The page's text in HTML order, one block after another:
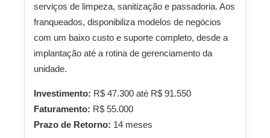
serviços de limpeza, sanitização e passadoria. Aos
franqueados, disponibiliza modelos de negócios
com um baixo custo e suporte completo, desde a
implantação até a rotina de gerenciamento da
unidade.
Investimento: R$ 47.300 até R$ 91.550
Faturamento: R$ 55.000
Prazo de Retorno: 14 meses